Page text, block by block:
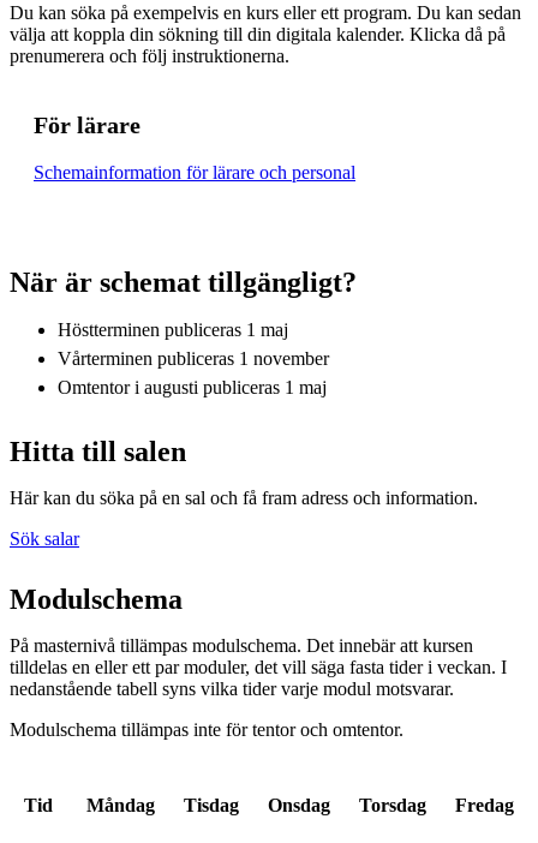
Du kan söka på exempelvis en kurs eller ett program. Du kan sedan
välja att koppla din sökning till din digitala kalender. Klicka då på
prenumerera och följ instruktionerna.
För lärare
Schemainformation för lärare och personal
När är schemat tillgängligt?
Höstterminen publiceras 1 maj
Vårterminen publiceras 1 november
Omtentor i augusti publiceras 1 maj
Hitta till salen
Här kan du söka på en sal och få fram adress och information.
Sök salar
Modulschema
På masternivå tillämpas modulschema. Det innebär att kursen
tilldelas en eller ett par moduler, det vill säga fasta tider i veckan. I
nedanstående tabell syns vilka tider varje modul motsvarar.
Modulschema tillämpas inte för tentor och omtentor.
Tid Måndag Tisdag Onsdag Torsdag Fredag